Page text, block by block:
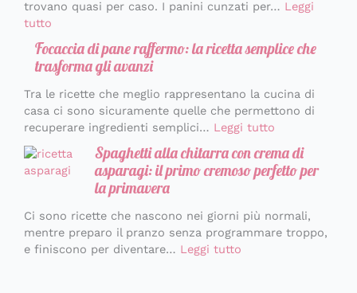
trovano quasi per caso. I panini cunzati per… Leggi
tutto
Focaccia di pane raffermo: la ricetta semplice che
trasforma gli avanzi
Tra le ricette che meglio rappresentano la cucina di
casa ci sono sicuramente quelle che permettono di
recuperare ingredienti semplici… Leggi tutto
Spaghetti alla chitarra con crema di
asparagi: il primo cremoso perfetto per
la primavera
Ci sono ricette che nascono nei giorni più normali,
mentre preparo il pranzo senza programmare troppo,
e finiscono per diventare… Leggi tutto